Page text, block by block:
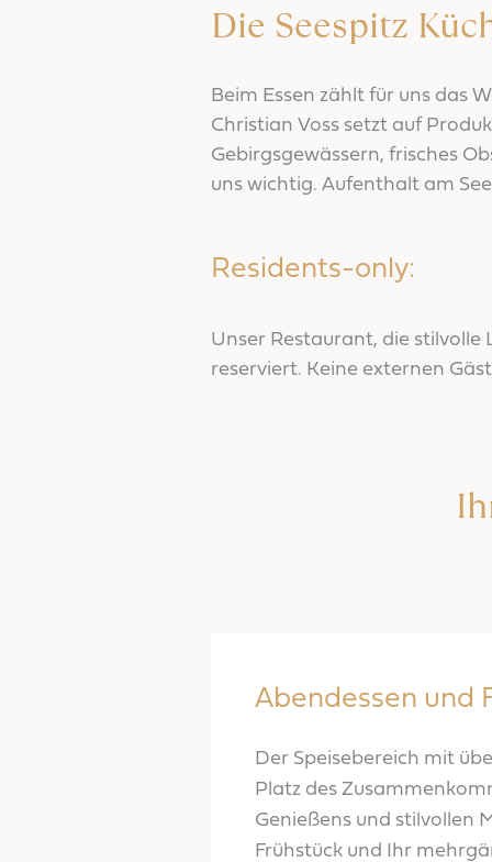
Die Seespitz
Beim Essen zählt für uns das
Christian Voss setzt auf
Gebirgsgewässern, frisches
uns wichtig. Aufenthalt am
Residents-only:
Unser Restaurant, die stilvolle
reserviert. Keine externen
Abendessen und
Der Speisebereich mit
Platz des
Genießens und stilvollen
Frühstück und Ihr